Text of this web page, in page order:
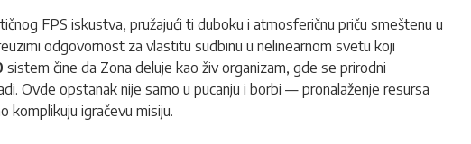
FPS iskustva, pružajući ti duboku i atmosferičnu priču smeštenu u
odgovornost za vlastitu sudbinu u nelinearnom svetu koji
sistem čine da Zona deluje kao živ organizam, gde se prirodni
Ovde opstanak nije samo u pucanju i borbi — pronalaženje resursa
komplikuju igračevu misiju.